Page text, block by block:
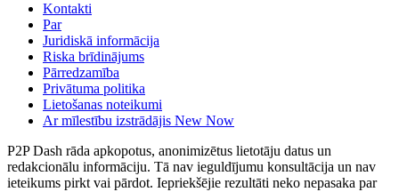
Kontakti
Par
Juridiskā informācija
Riska brīdinājums
Pārredzamība
Privātuma politika
Lietošanas noteikumi
Ar mīlestību izstrādājis New Now
P2P Dash rāda apkopotus, anonimizētus lietotāju datus un
redakcionālu informāciju. Tā nav ieguldījumu konsultācija un nav
ieteikums pirkt vai pārdot. Iepriekšējie rezultāti neko nepasaka par